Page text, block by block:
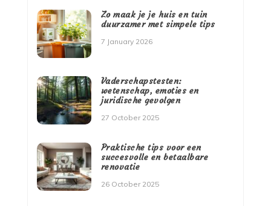
Zo maak je je huis en tuin
duurzamer met simpele tips
7 January 2026
Vaderschapstesten:
wetenschap, emoties en
juridische gevolgen
27 October 2025
Praktische tips voor een
succesvolle en betaalbare
renovatie
26 October 2025